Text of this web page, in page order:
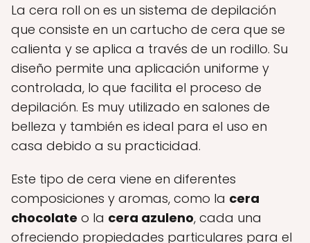
La cera roll on es un sistema de depilación
que consiste en un cartucho de cera que se
calienta y se aplica a través de un rodillo. Su
diseño permite una aplicación uniforme y
controlada, lo que facilita el proceso de
depilación. Es muy utilizado en salones de
belleza y también es ideal para el uso en
casa debido a su practicidad.
Este tipo de cera viene en diferentes
composiciones y aromas, como la cera
chocolate o la cera azuleno, cada una
ofreciendo propiedades particulares para el